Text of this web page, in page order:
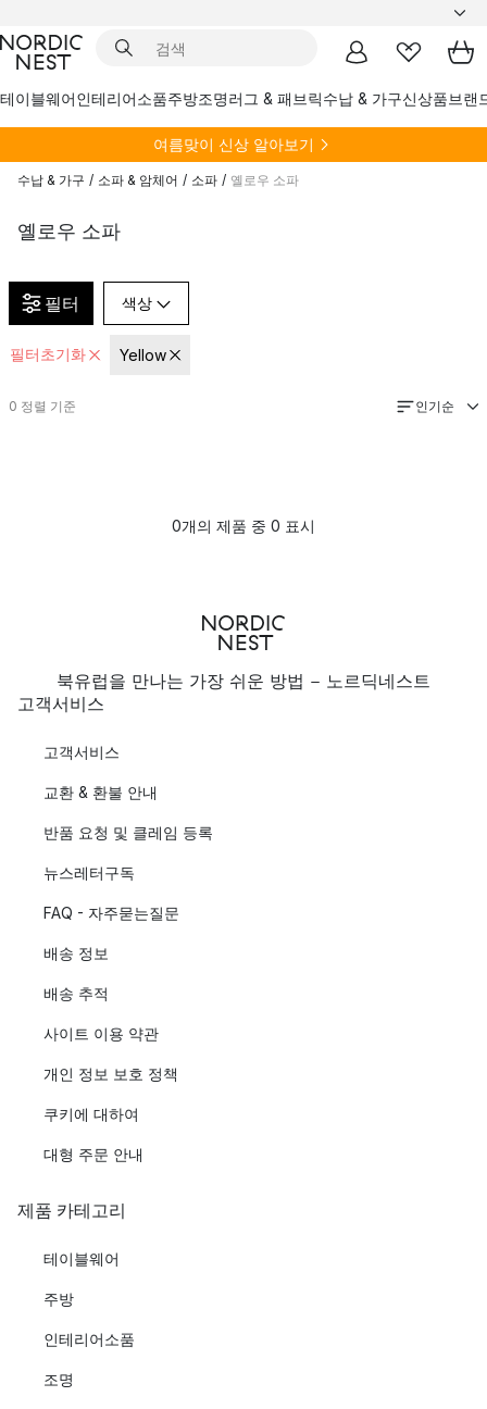
테이블웨어인테리어소품주방조명러그 & 패브릭수납 & 가구신상품브랜
여름맞이 신상 알아보기
수납 & 가구 / 소파 & 암체어 / 소파 / 옐로우 소파
옐로우 소파
필터 색상
필터초기화 Yellow
0 정렬 기준 인기순
0개의 제품 중 0 표시
북유럽을 만나는 가장 쉬운 방법 - 노르딕네스트
고객서비스
고객서비스
교환 & 환불 안내
반품 요청 및 클레임 등록
뉴스레터구독
FAQ - 자주묻는질문
배송 정보
배송 추적
사이트 이용 약관
개인 정보 보호 정책
쿠키에 대하여
대형 주문 안내
제품 카테고리
테이블웨어
주방
인테리어소품
조명